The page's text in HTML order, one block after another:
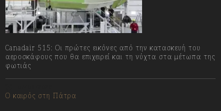
Canadair 515: Οι πρώτες εικόνες από την κατασκευή του
αεροσκάφους που θα επιχειρεί και τη νύχτα στα μέτωπα της
φωτιάς
Ο καιρός στη Πάτρα